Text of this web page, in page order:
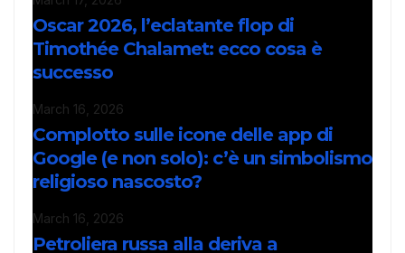
Oscar 2026, l’eclatante flop di
Timothée Chalamet: ecco cosa è
successo
March 16, 2026
Complotto sulle icone delle app di
Google (e non solo): c’è un simbolismo
religioso nascosto?
March 16, 2026
Petroliera russa alla deriva a